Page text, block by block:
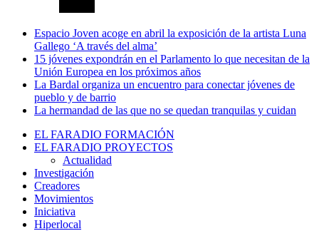
Espacio Joven acoge en abril la exposición de la artista Luna
Gallego ‘A través del alma’
15 jóvenes expondrán en el Parlamento lo que necesitan de la
Unión Europea en los próximos años
La Bardal organiza un encuentro para conectar jóvenes de
pueblo y de barrio
La hermandad de las que no se quedan tranquilas y cuidan
EL FARADIO FORMACIÓN
EL FARADIO PROYECTOS
Actualidad
Investigación
Creadores
Movimientos
Iniciativa
Hiperlocal